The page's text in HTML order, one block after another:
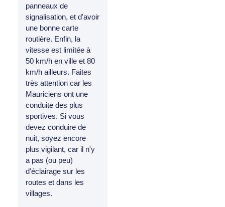
panneaux de
signalisation, et d'avoir
une bonne carte
routière. Enfin, la
vitesse est limitée à
50 km/h en ville et 80
km/h ailleurs. Faites
très attention car les
Mauriciens ont une
conduite des plus
sportives. Si vous
devez conduire de
nuit, soyez encore
plus vigilant, car il n'y
a pas (ou peu)
d'éclairage sur les
routes et dans les
villages.